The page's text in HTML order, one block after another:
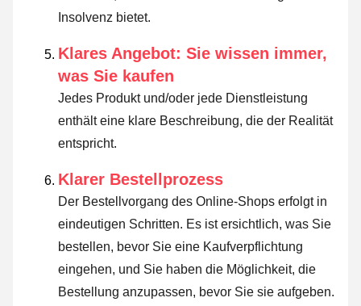
Insolvenz bietet.
Klares Angebot: Sie wissen immer,
was Sie kaufen
Jedes Produkt und/oder jede Dienstleistung
enthält eine klare Beschreibung, die der Realität
entspricht.
Klarer Bestellprozess
Der Bestellvorgang des Online-Shops erfolgt in
eindeutigen Schritten. Es ist ersichtlich, was Sie
bestellen, bevor Sie eine Kaufverpflichtung
eingehen, und Sie haben die Möglichkeit, die
Bestellung anzupassen, bevor Sie sie aufgeben.